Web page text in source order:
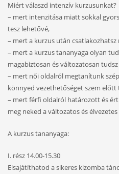
Miért válaszd intenzív kurzusunkat?
– mert intenzitása miatt sokkal
tesz lehetővé,
– mert a kurzus után
– mert a kurzus tananyaga olyan
magabiztosan és változatosan
– mert női oldalról megtanítunk
könnyed vezethetőséget szem
– mert férfi oldalról határozott és
meg neked a változatos és
A kurzus tananyaga:
I. rész 14.00-15.30
Elsajátíthatod a sikeres kizomba